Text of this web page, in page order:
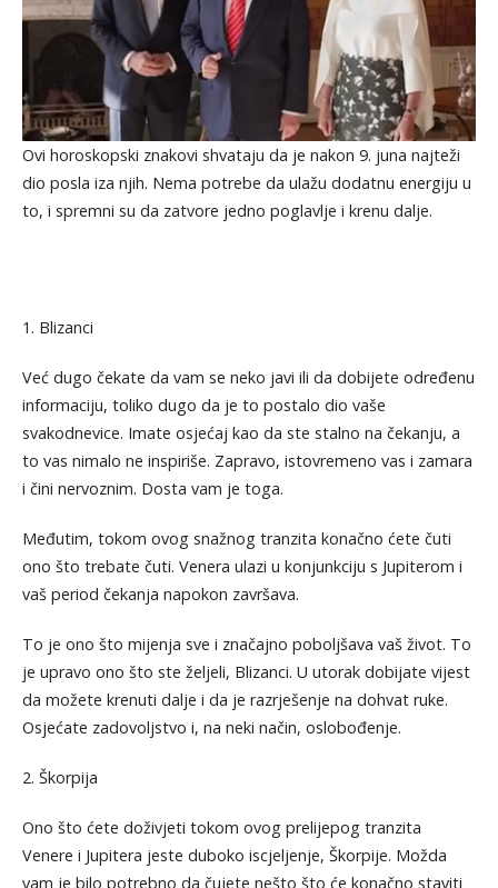
Ovi horoskopski znakovi shvataju da je nakon 9. juna najteži
dio posla iza njih. Nema potrebe da ulažu dodatnu energiju u
to, i spremni su da zatvore jedno poglavlje i krenu dalje.
1. Blizanci
Već dugo čekate da vam se neko javi ili da dobijete određenu
informaciju, toliko dugo da je to postalo dio vaše
svakodnevice. Imate osjećaj kao da ste stalno na čekanju, a
to vas nimalo ne inspiriše. Zapravo, istovremeno vas i zamara
i čini nervoznim. Dosta vam je toga.
Međutim, tokom ovog snažnog tranzita konačno ćete čuti
ono što trebate čuti. Venera ulazi u konjunkciju s Jupiterom i
vaš period čekanja napokon završava.
To je ono što mijenja sve i značajno poboljšava vaš život. To
je upravo ono što ste željeli, Blizanci. U utorak dobijate vijest
da možete krenuti dalje i da je razrješenje na dohvat ruke.
Osjećate zadovoljstvo i, na neki način, oslobođenje.
2. Škorpija
Ono što ćete doživjeti tokom ovog prelijepog tranzita
Venere i Jupitera jeste duboko iscjeljenje, Škorpije. Možda
vam je bilo potrebno da čujete nešto što će konačno staviti